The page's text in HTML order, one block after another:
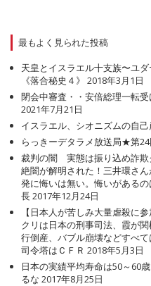
最もよく見られた投稿
天皇とイスラエル十支族〜ユ
《落合秘史４》 2018年3月1日
閉会中審査・・安倍総理一転
2021年7月21日
イスラエル、シオニズムの自
らっきーデタラメ放送局★第
裁判の闇 実態は振り込め詐欺
絶闇が解明された！三井環さ
発に悔いは無い。悔いがある
長2017年12月24日
【日本人が苦しみ大量虐殺に
クリは日本の刑事司法、霞が
行倒産、バブル崩壊などすべ
司令塔はＣＦＲ 2018年5月3日
日本の実績平均寿命は50～
るな 2017年8月25日